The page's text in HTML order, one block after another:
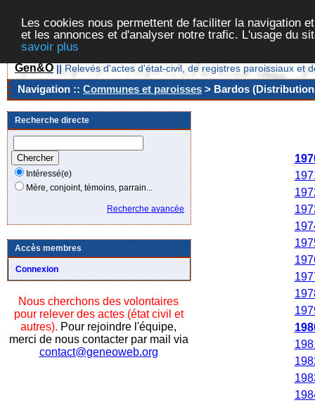
Les cookies nous permettent de faciliter la navigation
et les annonces et d'analyser notre trafic. L'usage du
savoir plus
Gen&O || Relevés d'actes d'état-civil, de registres paroissiaux et
Navigation :: Communes et paroisses > Bardos
Recherche directe
Intéressé(e)
Mère, conjoint, témoins, parrain...
Recherche avancée
Accès membres
Connexion
Nous cherchons des volontaires
pour relever des actes (état civil et
autres). Pour rejoindre l'équipe,
merci de nous contacter par mail via
contact@geneoweb.org